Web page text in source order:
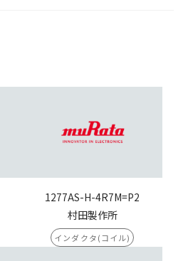
1277AS-H-4R7M=P2
村田製作所
インダクタ(コイル)